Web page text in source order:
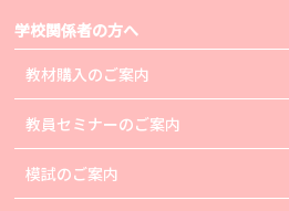
学校関係者の方へ
教材購入のご案内
教員セミナーのご案内
模試のご案内